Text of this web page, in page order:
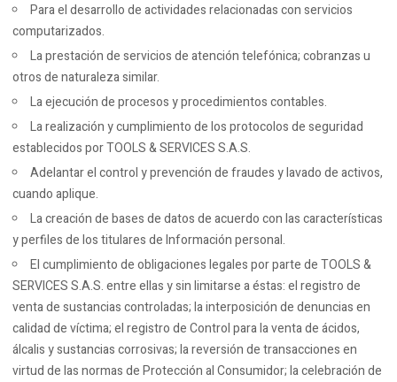
Para el desarrollo de actividades relacionadas con servicios
computarizados.
La prestación de servicios de atención telefónica; cobranzas u
otros de naturaleza similar.
La ejecución de procesos y procedimientos contables.
La realización y cumplimiento de los protocolos de seguridad
establecidos por TOOLS & SERVICES S.A.S.
Adelantar el control y prevención de fraudes y lavado de activos,
cuando aplique.
La creación de bases de datos de acuerdo con las características
y perfiles de los titulares de Información personal.
El cumplimiento de obligaciones legales por parte de TOOLS &
SERVICES S.A.S. entre ellas y sin limitarse a éstas: el registro de
venta de sustancias controladas; la interposición de denuncias en
calidad de víctima; el registro de Control para la venta de ácidos,
álcalis y sustancias corrosivas; la reversión de transacciones en
virtud de las normas de Protección al Consumidor; la celebración de